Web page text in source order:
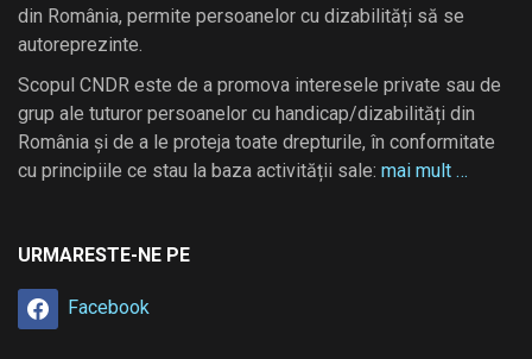
din România, permite persoanelor cu dizabilități să se
autoreprezinte.
Scopul CNDR este de a promova interesele private sau de
grup ale tuturor persoanelor cu handicap/dizabilități din
România și de a le proteja toate drepturile, în conformitate
cu principiile ce stau la baza activității sale: mai mult …
URMARESTE-NE PE
Facebook